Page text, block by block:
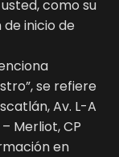
como su
inicio de
se refiere
Av. L-A
Merliot, CP
en